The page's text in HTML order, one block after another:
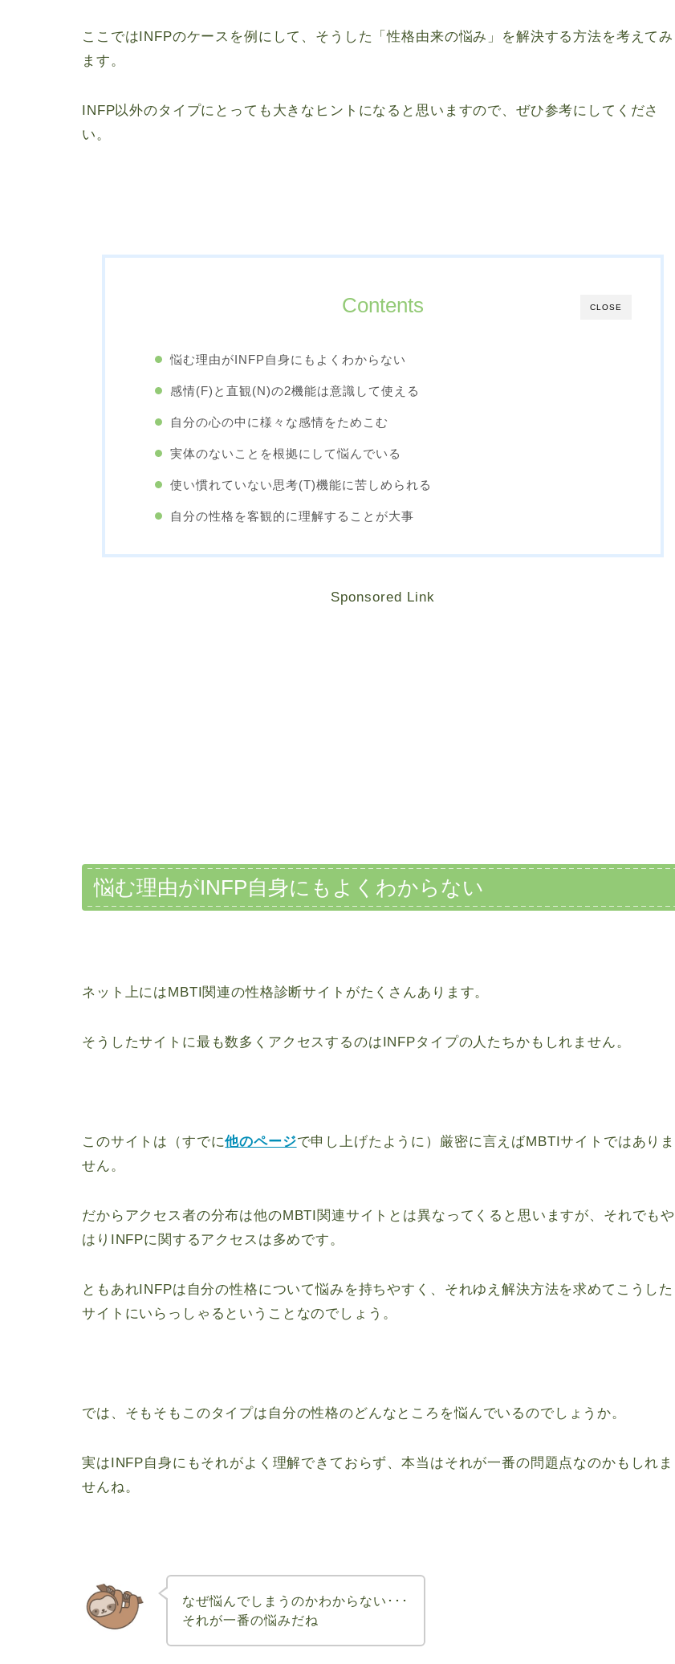
ここではINFPのケースを例にして、そうした「性格由来の悩み」を解決する方法を考えてみ
ます。
INFP以外のタイプにとっても大きなヒントになると思いますので、ぜひ参考にしてくださ
い。
CLOSE
Contents
悩む理由がINFP自身にもよくわからない
感情(F)と直観(N)の2機能は意識して使える
自分の心の中に様々な感情をためこむ
実体のないことを根拠にして悩んでいる
使い慣れていない思考(T)機能に苦しめられる
自分の性格を客観的に理解することが大事
Sponsored Link
悩む理由がINFP自身にもよくわからない
ネット上にはMBTI関連の性格診断サイトがたくさんあります。
そうしたサイトに最も数多くアクセスするのはINFPタイプの人たちかもしれません。
このサイトは（すでに他のページで申し上げたように）厳密に言えばMBTIサイトではありま
せん。
だからアクセス者の分布は他のMBTI関連サイトとは異なってくると思いますが、それでもや
はりINFPに関するアクセスは多めです。
ともあれINFPは自分の性格について悩みを持ちやすく、それゆえ解決方法を求めてこうした
サイトにいらっしゃるということなのでしょう。
では、そもそもこのタイプは自分の性格のどんなところを悩んでいるのでしょうか。
実はINFP自身にもそれがよく理解できておらず、本当はそれが一番の問題点なのかもしれま
せんね。
なぜ悩んでしまうのかわからない･･･
それが一番の悩みだね